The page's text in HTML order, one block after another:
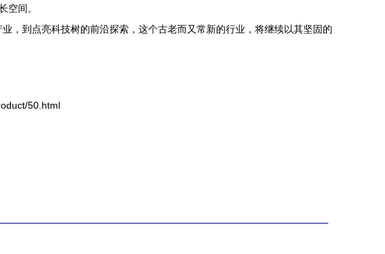
空间。
，到点亮科技树的前沿探索，这个古老而又常新的行业，将继续以其坚固的
50.html